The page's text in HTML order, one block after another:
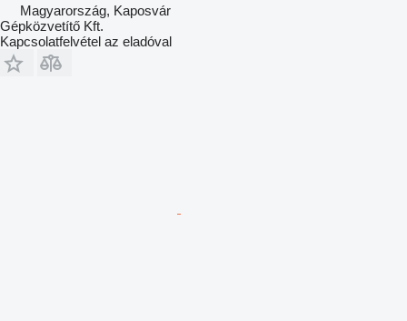
Magyarország, Kaposvár
Gépközvetítő Kft.
Kapcsolatfelvétel az eladóval